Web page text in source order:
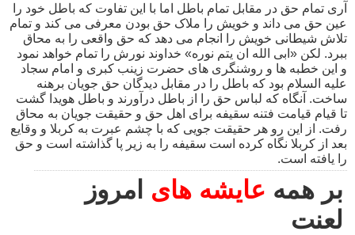
آری تمام حق در مقابل تمام باطل اما با این تفاوت که باطل خود را
عین حق می داند و خویش را ملاک حق بودن معرفی می کند و تمام
تلاش شیطانی خویش را انجام می دهد که حق واقعی را به محاق
ببرد. لکن «ابی الله ان یتم نوره» خداوند نورش را تمام خواهد نمود
و این خطبه ها و روشنگری های حضرت زینب کبری و امام سجاد
علیه السلام بود که باطل را در مقابل دیدگان حق جویان برهنه
ساخت. آنگاه که لباس حق را از باطل درآورند و باطل هویدا گشت
تا قیام قیامت فتنه سقیفه برای اهل حق و حقیقت جویان به محاق
رفت. از این رو هر حقیقت جویی که با چشم عبرت به کربلا و وقایع
بعد از کربلا نگاه کرده است سقیفه را به زیر پا گذاشته است و حق
را یافته است.
بر همه عایشه های امروز
لعنت